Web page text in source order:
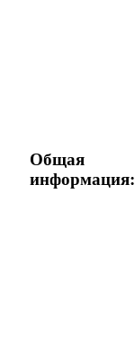
Общая
информация: